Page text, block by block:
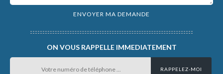
ON VOUS RAPPELLE IMMEDIATEMENT